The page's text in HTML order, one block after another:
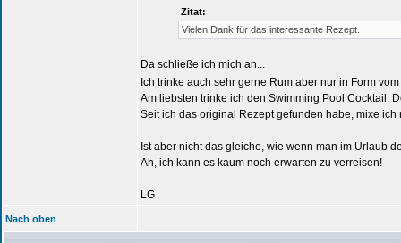
Zitat:
Vielen Dank für das interessante Rezept.
Da schließe ich mich an...
Ich trinke auch sehr gerne Rum aber nur in Form
Am liebsten trinke ich den Swimming Pool Cocktail.
Seit ich das original Rezept gefunden habe, mixe
Ist aber nicht das gleiche, wie wenn man im Urlaub
Ah, ich kann es kaum noch erwarten zu verreisen!
LG
Nach oben